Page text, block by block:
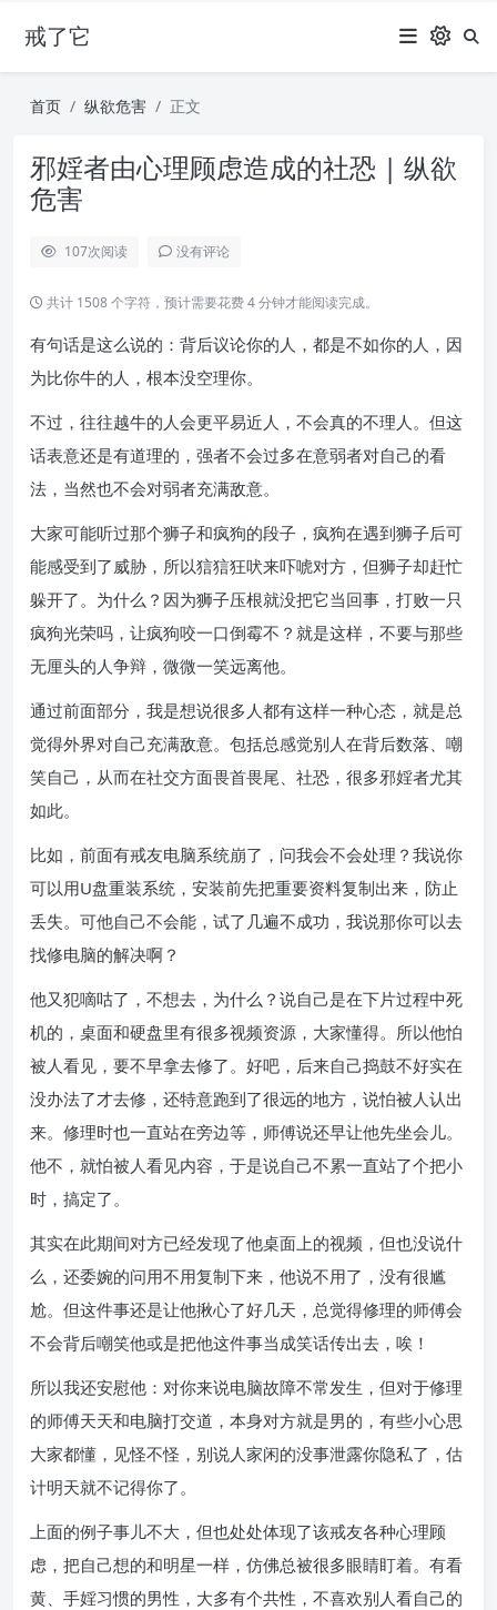
戒了它
首页 纵欲危害 正文
邪婬者由心理顾虑造成的社恐 | 纵欲
危害
107次阅读 没有评论
共计 1508 个字符，预计需要花费 4 分钟才能阅读完成。
有句话是这么说的：背后议论你的人，都是不如你的人，因
为比你牛的人，根本没空理你。
不过，往往越牛的人会更平易近人，不会真的不理人。但这
话表意还是有道理的，强者不会过多在意弱者对自己的看
法，当然也不会对弱者充满敌意。
大家可能听过那个狮子和疯狗的段子，疯狗在遇到狮子后可
能感受到了威胁，所以狺狺狂吠来吓唬对方，但狮子却赶忙
躲开了。为什么？因为狮子压根就没把它当回事，打败一只
疯狗光荣吗，让疯狗咬一口倒霉不？就是这样，不要与那些
无厘头的人争辩，微微一笑远离他。
通过前面部分，我是想说很多人都有这样一种心态，就是总
觉得外界对自己充满敌意。包括总感觉别人在背后数落、嘲
笑自己，从而在社交方面畏首畏尾、社恐，很多邪婬者尤其
如此。
比如，前面有戒友电脑系统崩了，问我会不会处理？我说你
可以用U盘重装系统，安装前先把重要资料复制出来，防止
丢失。可他自己不会能，试了几遍不成功，我说那你可以去
找修电脑的解决啊？
他又犯嘀咕了，不想去，为什么？说自己是在下片过程中死
机的，桌面和硬盘里有很多视频资源，大家懂得。所以他怕
被人看见，要不早拿去修了。好吧，后来自己捣鼓不好实在
没办法了才去修，还特意跑到了很远的地方，说怕被人认出
来。修理时也一直站在旁边等，师傅说还早让他先坐会儿。
他不，就怕被人看见内容，于是说自己不累一直站了个把小
时，搞定了。
其实在此期间对方已经发现了他桌面上的视频，但也没说什
么，还委婉的问用不用复制下来，他说不用了，没有很尴
尬。但这件事还是让他揪心了好几天，总觉得修理的师傅会
不会背后嘲笑他或是把他这件事当成笑话传出去，唉！
所以我还安慰他：对你来说电脑故障不常发生，但对于修理
的师傅天天和电脑打交道，本身对方就是男的，有些小心思
大家都懂，见怪不怪，别说人家闲的没事泄露你隐私了，估
计明天就不记得你了。
上面的例子事儿不大，但也处处体现了该戒友各种心理顾
虑，把自己想的和明星一样，仿佛总被很多眼睛盯着。有看
黄、手婬习惯的男性，大多有个共性，不喜欢别人看自己的